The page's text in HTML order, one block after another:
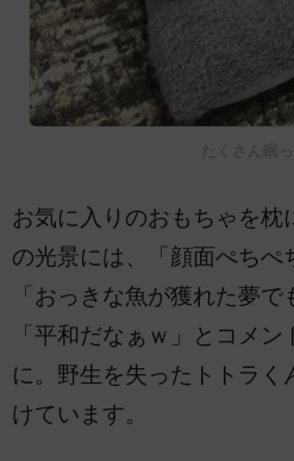
たくさん眠
お気に入りのおもちゃを枕
の光景には、「顔面ぺちぺ
「おっきな魚が獲れた夢で
「平和だなぁｗ」とコメ
に。野生を失ったトトラく
けています。